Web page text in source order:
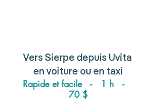
Vers Sierpe depuis Uvita
en voiture ou en taxi
Rapide et facile   -   1 h   -
70 $